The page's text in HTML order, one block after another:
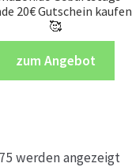
20€ Gutschein kaufen
🥰
zum Angebot
werden angezeigt